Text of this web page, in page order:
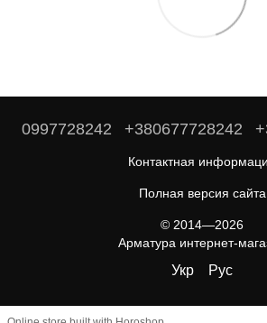
0997728242 +380677728242
Контактная
Полная версия сайта
© 2014—2026
Арматура интернет-
Укр Рус